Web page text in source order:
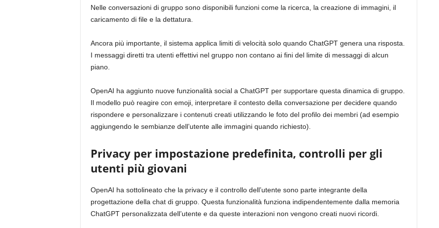
Nelle conversazioni di gruppo sono disponibili funzioni come la ricerca, la creazione di immagini, il
caricamento di file e la dettatura.
Ancora più importante, il sistema applica limiti di velocità solo quando ChatGPT genera una risposta.
I messaggi diretti tra utenti effettivi nel gruppo non contano ai fini del limite di messaggi di alcun
piano.
OpenAI ha aggiunto nuove funzionalità social a ChatGPT per supportare questa dinamica di gruppo.
Il modello può reagire con emoji, interpretare il contesto della conversazione per decidere quando
rispondere e personalizzare i contenuti creati utilizzando le foto del profilo dei membri (ad esempio
aggiungendo le sembianze dell’utente alle immagini quando richiesto).
Privacy per impostazione predefinita, controlli per gli
utenti più giovani
OpenAI ha sottolineato che la privacy e il controllo dell’utente sono parte integrante della
progettazione della chat di gruppo. Questa funzionalità funziona indipendentemente dalla memoria
ChatGPT personalizzata dell’utente e da queste interazioni non vengono creati nuovi ricordi.